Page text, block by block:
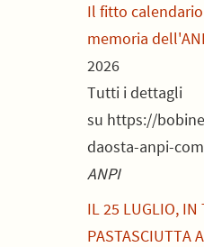
Il fitto
memoria
2026
Tutti i dettagli
su https://
daosta-anpi-
ANPI
IL 25 LUGLIO, IN
PASTASCIUTTA